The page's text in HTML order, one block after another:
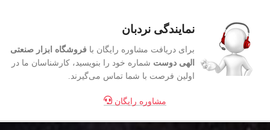
نمایندگی نردبان
برای دریافت مشاوره رایگان با فروشگاه ابزار صنعتی
الهی دوست شماره خود را بنویسید، کارشناسان ما در
اولین فرصت با شما تماس می‌گیرند.
مشاوره رایگان